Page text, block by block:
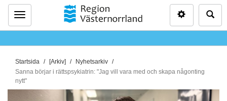
Meny
D
u
ä
Startsida [Arkiv]
Nyhetsarkiv
Sanna börjar i rättspsykiatrin: "Jag vill vara med och skapa någonting
nytt"